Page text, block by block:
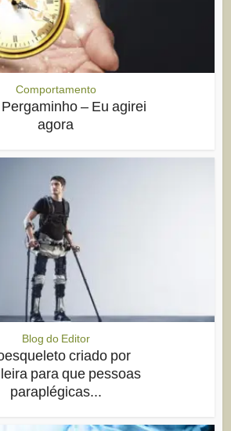
Comportamento
– Eu agirei
agora
Blog do Editor
criado por
para que pessoas
paraplégicas...